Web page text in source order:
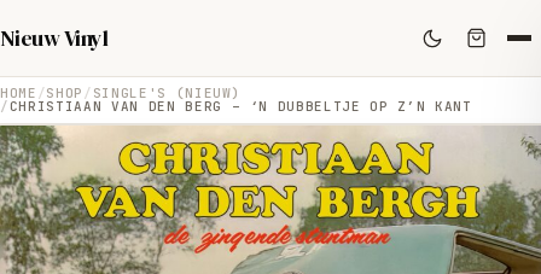
Nieuw Vinyl
HOME SHOP SINGLE'S (NIEUW)
CHRISTIAAN VAN DEN BERG – ‘N DUBBELTJE OP Z’N KANT